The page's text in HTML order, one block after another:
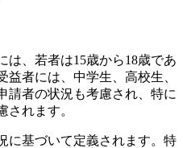
は、若者は15歳から18歳であ
益者には、中学生、高校生、
請者の状況も考慮され、特に
されます。
に基づいて定義されます。特